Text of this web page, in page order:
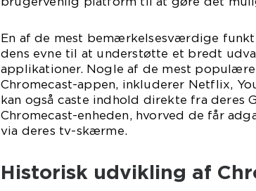
En af de mest bemærkelsesværdige
dens evne til at understøtte et bredt
applikationer. Nogle af de mest
Chromecast-appen, inkluderer Netflix,
kan også caste indhold direkte fra deres
Chromecast-enheden, hvorved de får
via deres tv-skærme.
Historisk udvikling af